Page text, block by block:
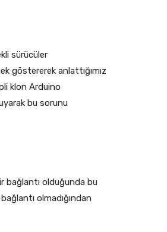
sürücüler
göstererek anlattığımız
klon Arduino
bu sorunu
bağlantı olduğunda bu
olmadığından